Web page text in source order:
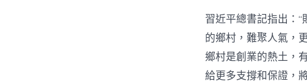
習近平總書記指出：
的鄉村，難聚人氣，
鄉村是創業的熱土，
給更多支撐和保證，